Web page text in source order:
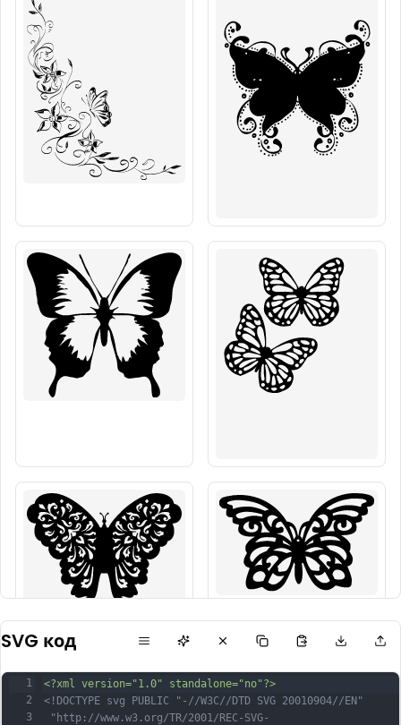
SVG код
1
2
3
<?xml version="1.0" standalone="no"?>
<!DOCTYPE svg PUBLIC "-//W3C//DTD SVG 20010904//EN"
"http://www.w3.org/TR/2001/REC-SVG-